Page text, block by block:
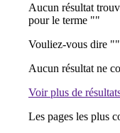
Aucun résultat
pour le terme ""
Vouliez-vous dire "
Aucun résultat ne
Voir plus de
Les pages les plus